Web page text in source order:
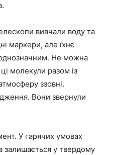
вивчали воду та
маркери, але їхнє
Не можна
молекули разом із
ззовні.
Вони звернули
У гарячих умовах
залишається у твердому